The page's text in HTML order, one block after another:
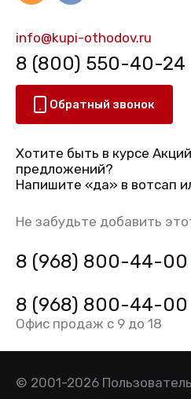
info@kupi-othodov.ru
8 (800) 550-40-24
Обратный звонок
Хотите быть в курсе
предложений?
Напишите «да» в вотсап
Не забудьте добавить
8 (968) 800-44-00
8 (968) 800-44-00
Офис продаж с 9 до 18
© 2001-2026